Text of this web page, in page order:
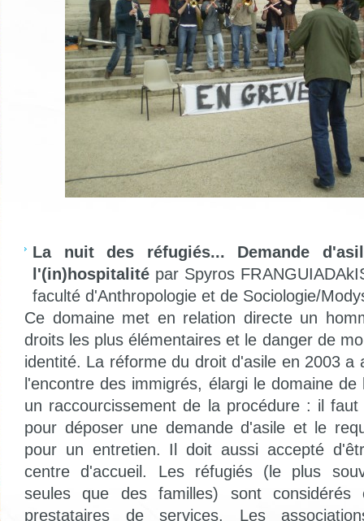
La nuit des réfugiés... Demande
l'(in)hospitalité par Spyros
faculté d'Anthropologie et de Sociologie/
Ce domaine met en relation directe un
droits les plus élémentaires et le danger de
identité. La réforme du droit d'asile en 2003 a
l'encontre des immigrés, élargi le domaine
un raccourcissement de la procédure : il
pour déposer une demande d'asile et le
pour un entretien. Il doit aussi accepté
centre d'accueil. Les réfugiés (le plus
seules que des familles) sont considérés
prestataires de services. Les